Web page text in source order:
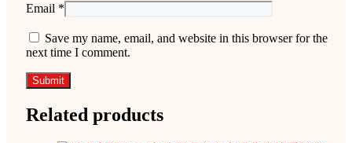
Email *
Save my name, email, and website in this browser for the
next time I comment.
Related products